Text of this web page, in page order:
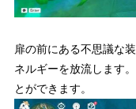
扉の前にある不思議な
ネルギーを放流します。
とができます。